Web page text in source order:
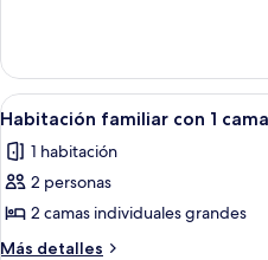
doble
Premier
Abrir
todas
las
fotos
de
Habitación
7
Habitación familiar con 1
1 habitación
2 personas
2 camas individuales grandes
Más detalles
Más